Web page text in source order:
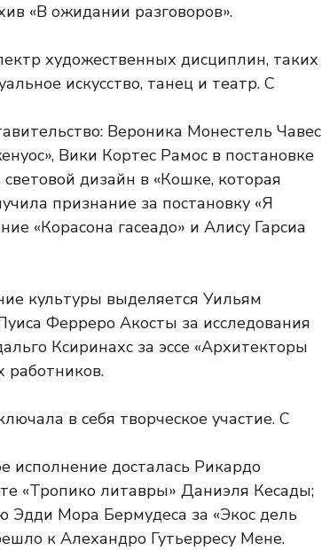
«В ожидании разговоров».
Вероника Монестель Чавес
Вики Кортес Рамос в постановке
дизайн в «Кошке, которая
признание за постановку «Я
«Корасона гасеадо» и Алису Гарсиа
культуры выделяется Уильям
Ферреро Акосты за исследования
Ксиринахс за эссе «Архитекторы
работников.
исполнение досталась Рикардо
«Тропико литавры» Даниэля Кесады;
Эдди Мора Бермудеса за «Экос дель
к Алехандро Гутьерресу Мене.